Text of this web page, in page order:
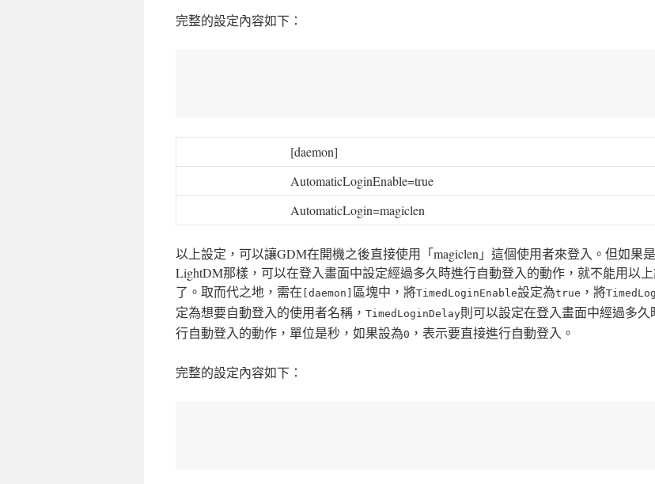
完整的設定內容如下：
[daemon]
AutomaticLoginEnable=true
AutomaticLogin=magiclen
以上設定，可以讓GDM在開機之後直接使用「magiclen」這個使用者來登入。但如果
LightDM那樣，可以在登入畫面中設定經過多久時進行自動登入的動作，就不能用以
了。取而代之地，需在 [daemon] 區塊中，將TimedLoginEnable設定為true ，將
定為想要自動登入的使用者名稱， TimedLoginDelay則可以設定在登入畫面中經過多久
行自動登入的動作，單位是秒，如果設為0 ，表示要直接進行自動登入。
完整的設定內容如下：